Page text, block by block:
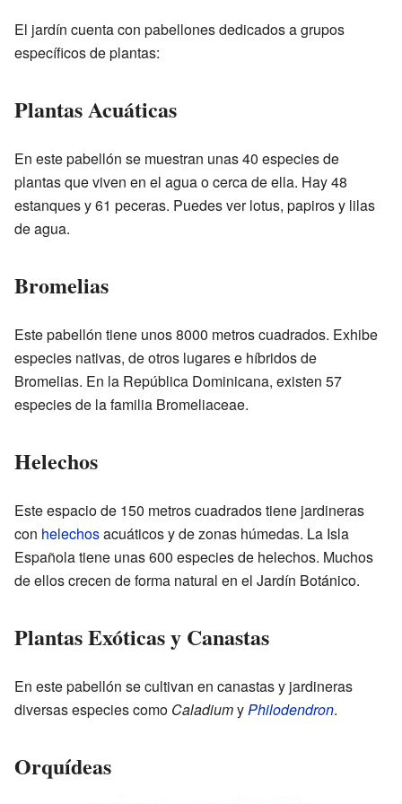
El jardín cuenta con pabellones dedicados a grupos
específicos de plantas:
Plantas Acuáticas
En este pabellón se muestran unas 40 especies de
plantas que viven en el agua o cerca de ella. Hay 48
estanques y 61 peceras. Puedes ver lotus, papiros y lilas
de agua.
Bromelias
Este pabellón tiene unos 8000 metros cuadrados. Exhibe
especies nativas, de otros lugares e híbridos de
Bromelias. En la República Dominicana, existen 57
especies de la familia Bromeliaceae.
Helechos
Este espacio de 150 metros cuadrados tiene jardineras
con helechosacuáticos y de zonas húmedas. La Isla
Española tiene unas 600 especies de helechos. Muchos
de ellos crecen de forma natural en el Jardín Botánico.
Plantas Exóticas y Canastas
En este pabellón se cultivan en canastas y jardineras
diversas especies como CaladiumyPhilodendron.
Orquídeas